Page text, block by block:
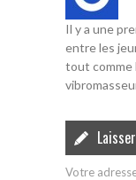
Il y a une
entre les
tout comme
Votre